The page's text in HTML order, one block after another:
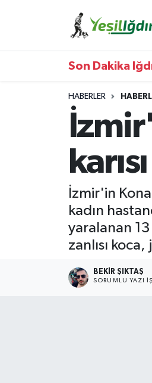
Son Dakika
HABERLER
İzmir'in
kadın
yaralanan 13
zanlısı
BEKIR ŞIKTAŞ
SORUMLU YAZI
İğdir Namaz Vakitleri
Iğdır Trafik Yoğunluk
Süper Lig Puan Durumu
Tüm Manşetler
Son Dakika Haberleri